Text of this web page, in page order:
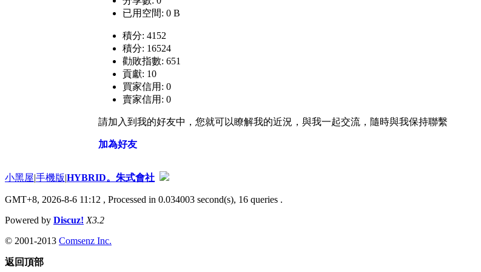
已用空間: 0 B
積分: 4152
積分: 16524
勸敗指數: 651
貢獻: 10
買家信用: 0
賣家信用: 0
請加入到我的好友中，您就可以瞭解我的近況，與我一起交流，隨時與我保持聯繫
加為好友
小黑屋|手機版|HYBRID。朱式會社
GMT+8, 2026-8-6 11:12 , Processed in 0.034003 second(s), 16 queries .
Powered by Discuz! X3.2
© 2001-2013 Comsenz Inc.
返回頂部